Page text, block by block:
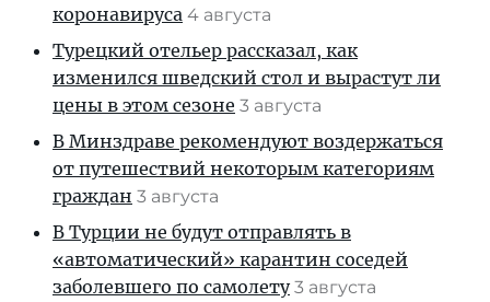
коронавируса 4 августа
Турецкий отельер рассказал, как
изменился шведский стол и вырастут ли
цены в этом сезоне 3 августа
В Минздраве рекомендуют воздержаться
от путешествий некоторым категориям
граждан 3 августа
В Турции не будут отправлять в
«автоматический» карантин соседей
заболевшего по самолету 3 августа